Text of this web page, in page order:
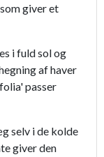
giver et
i fuld sol og
af haver
passer
selv i de kolde
giver den